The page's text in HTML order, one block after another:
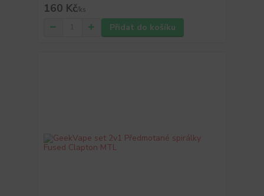
160 Kč/ks
Přidat do košíku